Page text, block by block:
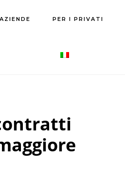
PER I PRIVATI